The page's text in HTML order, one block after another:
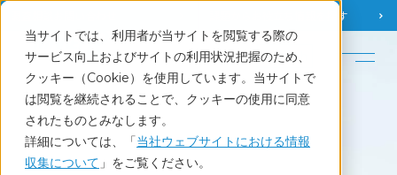
当サイトでは、利用者が当サイトを閲覧する際の
サービス向上およびサイトの利用状況把握のため、
クッキー（Cookie）を使用しています。当サイトで
は閲覧を継続されることで、クッキーの使用に同意
されたものとみなします。
詳細については、「当社ウェブサイトにおける情報
収集について 」をご覧ください。
お役立ち情報を探す
English
ホーム セミナー情報
Seminar